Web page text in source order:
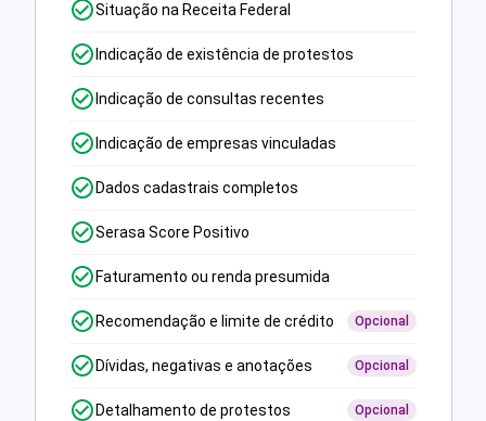
Situação na Receita Federal
Indicação de existência de protestos
Indicação de consultas recentes
Indicação de empresas vinculadas
Dados cadastrais completos
Serasa Score Positivo
Faturamento ou renda presumida
Recomendação e limite de crédito Opcional
Dívidas, negativas e anotações Opcional
Detalhamento de protestos Opcional